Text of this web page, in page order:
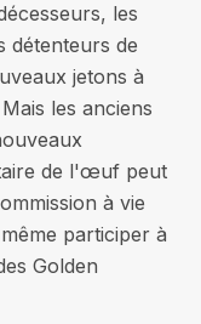
les
de
jetons à
les anciens
de l'œuf peut
à vie
participer à
Golden